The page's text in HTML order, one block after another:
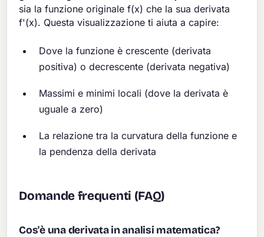
sia la funzione originale f(x) che la sua derivata
f'(x). Questa visualizzazione ti aiuta a capire:
Dove la funzione è crescente (derivata
positiva) o decrescente (derivata negativa)
Massimi e minimi locali (dove la derivata è
uguale a zero)
La relazione tra la curvatura della funzione e
la pendenza della derivata
Domande frequenti (FAQ)
Cos'è una derivata in analisi matematica?